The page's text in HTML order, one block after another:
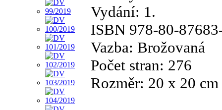
Vydání: 1.
ISBN 978-80-
Vazba: Brožovaná
Počet stran: 276
Rozměr: 20 x 20 cm